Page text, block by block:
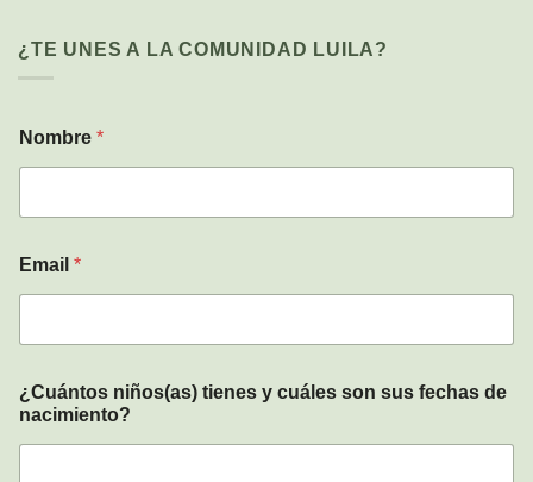
¿TE UNES A LA COMUNIDAD LUILA?
Nombre *
i
e
u
á
l
Email *
¿Cuántos niños(as) tienes y cuáles son sus fechas de
nacimiento?